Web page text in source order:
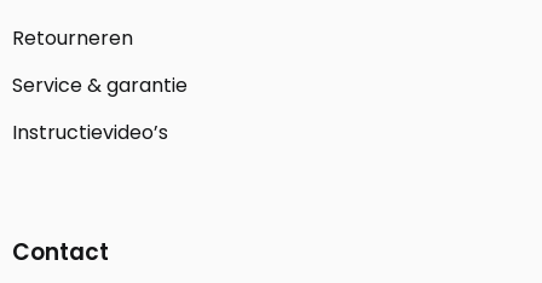
Retourneren
Service & garantie
Instructievideo’s
Contact